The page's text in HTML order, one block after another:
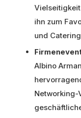
ihn zum
und
Albino
Networking-